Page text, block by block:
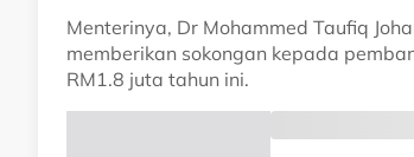
Menterinya, Dr Mohammed Taufiq
memberikan sokongan kepada
RM1.8 juta tahun ini.